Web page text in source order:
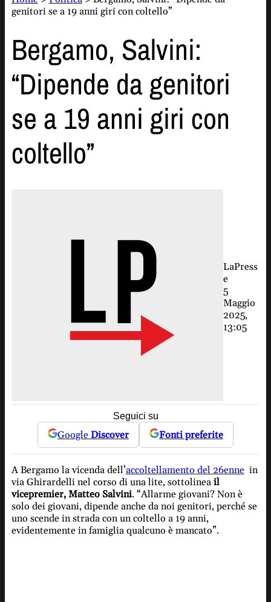
genitori se a 19 anni giri con coltello”
Bergamo, Salvini:
“Dipende da genitori
se a 19 anni giri con
coltello”
LaPress
e
5
Maggio
2025,
13:05
Seguici su
Google Discover Fonti preferite
A Bergamo la vicenda dell’accoltellamento del 26ennein
via Ghirardelli nel corso di una lite, sottolinea il
vicepremier, Matteo Salvini. “Allarme giovani? Non è
solo dei giovani, dipende anche da noi genitori, perché se
uno scende in strada con un coltello a 19 anni,
evidentemente in famiglia qualcuno è mancato”.